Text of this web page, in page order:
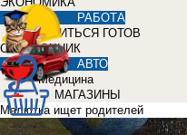
РАБОТА
УЧИТЬСЯ ГОТОВ
СПРАВОЧНИК
АВТО
Медицина
МАГАЗИНЫ
Малютка ищет родителей